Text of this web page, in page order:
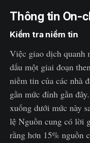
Thông tin On-
Kiểm tra niềm tin
Việc giao dịch quanh
dấu một giai đoạn
niềm tin của các nhà
gần mức đỉnh gần
xuống dưới mức này
lệ Nguồn cung có lời
rằng hơn 15% nguồn